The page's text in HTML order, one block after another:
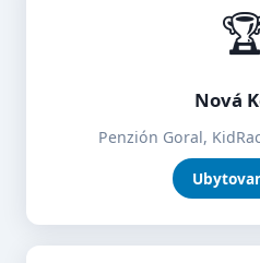
Nová
Penzión Goral,